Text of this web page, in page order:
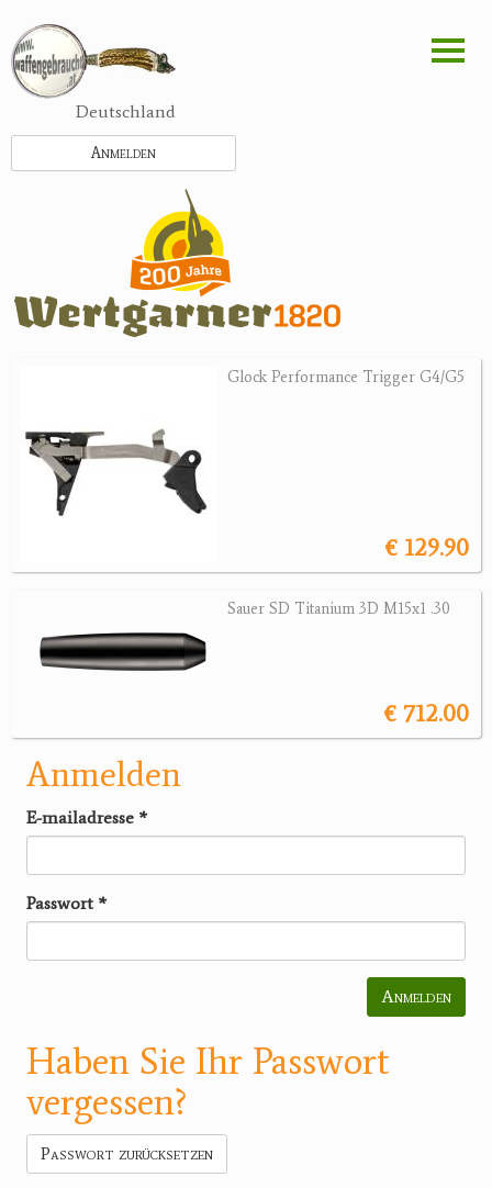
zum
Inhalt
Deutschland
Anmelden
Glock Performance Trigger G4/G5
€ 129.90
Sauer SD Titanium 3D M15x1 .30
€ 712.00
Anmelden
E-mailadresse *
Passwort *
Anmelden
Haben Sie Ihr Passwort
vergessen?
Passwort zurücksetzen